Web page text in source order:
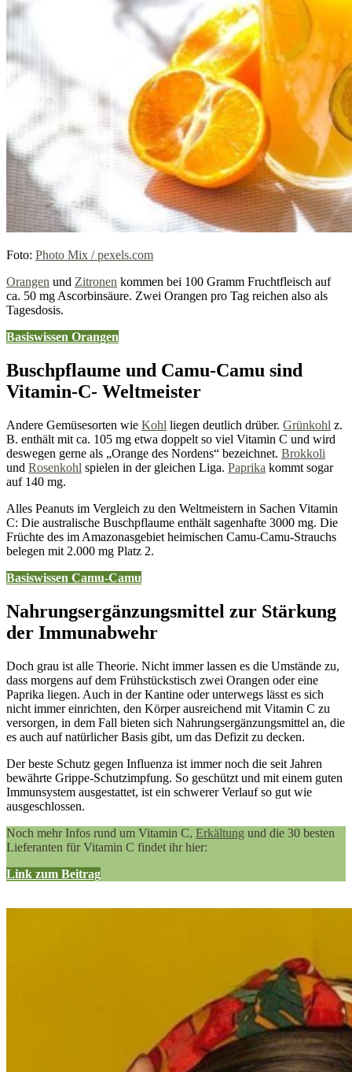
Foto: Photo Mix / pexels.com
Orangen und Zitronen kommen bei 100 Gramm Fruchtfleisch auf
ca. 50 mg Ascorbinsäure. Zwei Orangen pro Tag reichen also als
Tagesdosis.
Basiswissen Orangen
Buschpflaume und Camu-Camu sind
Vitamin-C- Weltmeister
Andere Gemüsesorten wie Kohl liegen deutlich drüber. Grünkohl z.
B. enthält mit ca. 105 mg etwa doppelt so viel Vitamin C und wird
deswegen gerne als „Orange des Nordens“ bezeichnet. Brokkoli
und Rosenkohl spielen in der gleichen Liga. Paprika kommt sogar
auf 140 mg.
Alles Peanuts im Vergleich zu den Weltmeistern in Sachen Vitamin
C: Die australische Buschpflaume enthält sagenhafte 3000 mg. Die
Früchte des im Amazonasgebiet heimischen Camu-Camu-Strauchs
belegen mit 2.000 mg Platz 2.
Basiswissen Camu-Camu
Nahrungsergänzungsmittel zur Stärkung
der Immunabwehr
Doch grau ist alle Theorie. Nicht immer lassen es die Umstände zu,
dass morgens auf dem Frühstückstisch zwei Orangen oder eine
Paprika liegen. Auch in der Kantine oder unterwegs lässt es sich
nicht immer einrichten, den Körper ausreichend mit Vitamin C zu
versorgen, in dem Fall bieten sich Nahrungsergänzungsmittel an, die
es auch auf natürlicher Basis gibt, um das Defizit zu decken.
Der beste Schutz gegen Influenza ist immer noch die seit Jahren
bewährte Grippe-Schutzimpfung. So geschützt und mit einem guten
Immunsystem ausgestattet, ist ein schwerer Verlauf so gut wie
ausgeschlossen.
Noch mehr Infos rund um Vitamin C, Erkältung und die 30 besten
Lieferanten für Vitamin C findet ihr hier:
Link zum Beitrag